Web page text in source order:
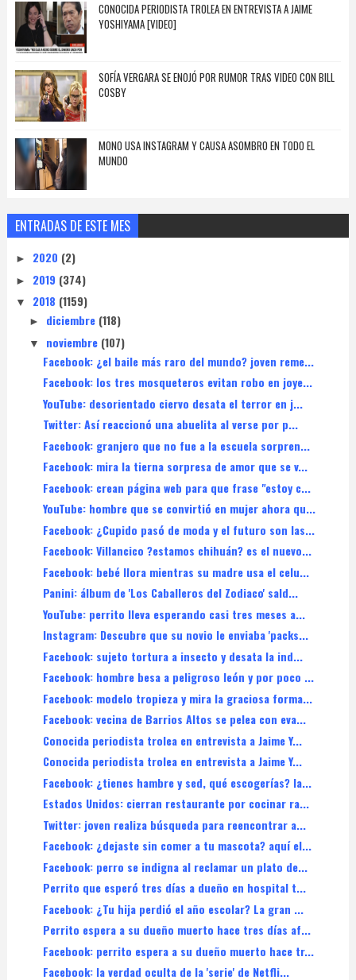
CONOCIDA PERIODISTA TROLEA EN ENTREVISTA A JAIME
YOSHIYAMA [VIDEO]
SOFÍA VERGARA SE ENOJÓ POR RUMOR TRAS VIDEO CON BILL
COSBY
MONO USA INSTAGRAM Y CAUSA ASOMBRO EN TODO EL
MUNDO
ENTRADAS DE ESTE MES
► 2020 (2)
► 2019 (374)
▼ 2018 (1159)
► diciembre (118)
▼ noviembre (107)
Facebook: ¿el baile más raro del mundo? joven reme...
Facebook: los tres mosqueteros evitan robo en joye...
YouTube: desorientado ciervo desata el terror en j...
Twitter: Así reaccionó una abuelita al verse por p...
Facebook: granjero que no fue a la escuela sorpren...
Facebook: mira la tierna sorpresa de amor que se v...
Facebook: crean página web para que frase "estoy c...
YouTube: hombre que se convirtió en mujer ahora qu...
Facebook: ¿Cupido pasó de moda y el futuro son las...
Facebook: Villancico ?estamos chihuán? es el nuevo...
Facebook: bebé llora mientras su madre usa el celu...
Panini: álbum de 'Los Caballeros del Zodiaco' sald...
YouTube: perrito lleva esperando casi tres meses a...
Instagram: Descubre que su novio le enviaba 'packs...
Facebook: sujeto tortura a insecto y desata la ind...
Facebook: hombre besa a peligroso león y por poco ...
Facebook: modelo tropieza y mira la graciosa forma...
Facebook: vecina de Barrios Altos se pelea con eva...
Conocida periodista trolea en entrevista a Jaime Y...
Conocida periodista trolea en entrevista a Jaime Y...
Facebook: ¿tienes hambre y sed, qué escogerías? la...
Estados Unidos: cierran restaurante por cocinar ra...
Twitter: joven realiza búsqueda para reencontrar a...
Facebook: ¿dejaste sin comer a tu mascota? aquí el...
Facebook: perro se indigna al reclamar un plato de...
Perrito que esperó tres días a dueño en hospital t...
Facebook: ¿Tu hija perdió el año escolar? La gran ...
Perrito espera a su dueño muerto hace tres días af...
Facebook: perrito espera a su dueño muerto hace tr...
Facebook: la verdad oculta de la 'serie' de Netfli...